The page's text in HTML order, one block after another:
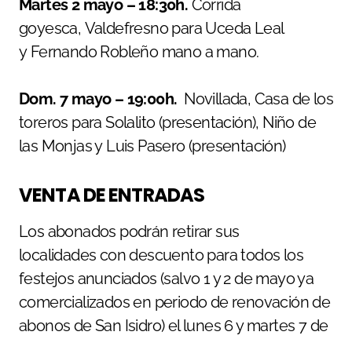
Martes 2 mayo – 18:30h. Corrida
goyesca, Valdefresno para Uceda Leal
y Fernando Robleño mano a mano.
Dom. 7 mayo – 19:00h. Novillada, Casa de los
toreros para Solalito (presentación), Niño de
las Monjas y Luis Pasero (presentación)
VENTA DE ENTRADAS
Los abonados podrán retirar sus
localidades con descuento para todos los
festejos anunciados (salvo 1 y 2 de mayo ya
comercializados en periodo de renovación de
abonos de San Isidro) el lunes 6 y martes 7 de